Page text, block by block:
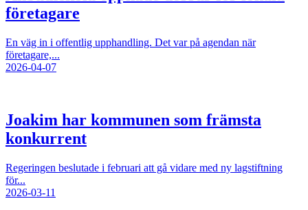
företagare
En väg in i offentlig upphandling. Det var på agendan när
företagare,...
2026-04-07
Joakim har kommunen som främsta
konkurrent
Regeringen beslutade i februari att gå vidare med ny lagstiftning
för...
2026-03-11